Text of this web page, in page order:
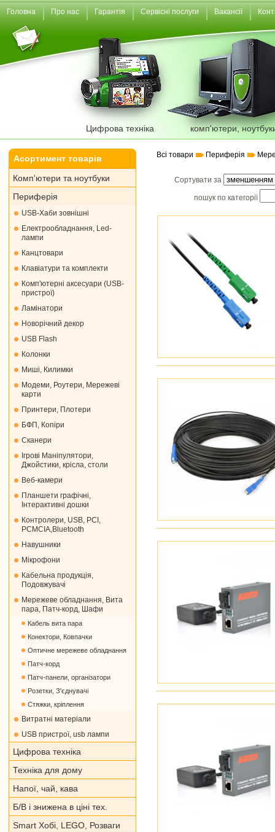
Головна Про нас Гарантія Сервісні послуги Вакансії
Цифрова техніка комп'ютери,
Асортимент товарів
Комп'ютери та ноутбуки
Периферія
USB-Хаби зовнішні
Електрообладнання, Led-
лампи
Канцтовари
Клавіатури та комплекти
Комп'ютерні аксесуари (USB-
пристрої)
Ламінатори
Новорічний декор
USB Flash
Колонки
Миші, Килимки
Модеми, Роутери, Мережеві
карти
Принтери, Плотери
БФП, Копіри
Сканери
Ігрові Маніпулятори,
Джойстики, крісла, столи
Веб-камери
Планшети графічні,
Інтерактивні дошки
Контролери, USB, PCI,
PCMCIA,Bluetooth
Навушники
Мікрофони
Кабельна продукція,
Подовжувачі
Мережеве обладнання, Вита
пара, Патч-корд, Шафи
Кабель вита пара
Конектори, Ковпачки
Оптичне мережеве обладнання
Патч-корд
Патч-панели, організатори
Розетки, З'єднувачі
Стяжки, кріплення
Витратні матеріали
USB пристрої, usb лампи
Цифрова техніка
Техніка для дому
Напої, чай, кава
Б/В і знижена в ціні тех.
Smart Хобі, LEGO, Розваги
Всі товари Периферія
Сортувати за
пошук по категорії